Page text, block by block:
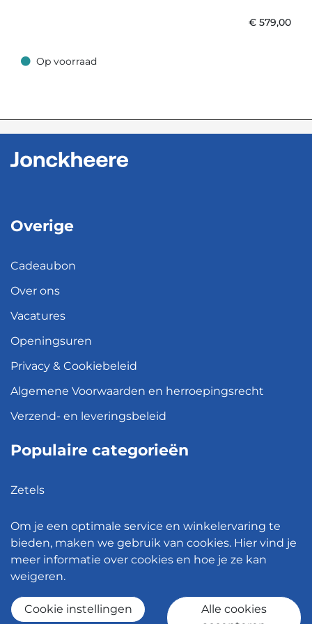
€ 579,00
Op voorraad
Op voorraad
Overige
Cadeaubon
Over ons
Vacatures
Openingsuren
Privacy & Cookiebeleid
Algemene Voorwaarden en herroepingsrecht
Verzend- en leveringsbeleid
Populaire categorieën
Zetels
Hanglampen
Bureaustoelen
Om je een optimale service en winkelervaring te
bieden, maken we gebruik van cookies. Hier vind je
meer informatie over cookies en hoe je ze kan
weigeren.
Cookie instellingen
Alle cookies